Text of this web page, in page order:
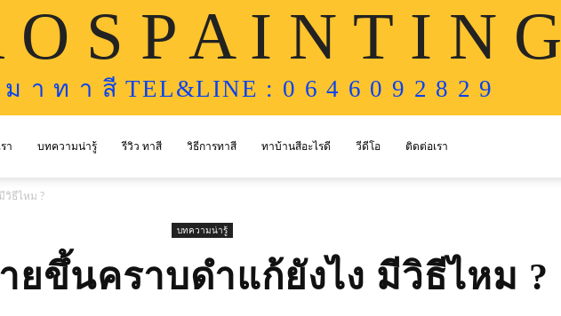
O S P A I N T I N G
ม า ท า สี TEL&LINE : 0 6 4 6 0 9 2 8 2 9
า บทความน่ารู้ รีวิว ทาสี วิธีการทาสี ทาบ้านสีอะไรดี วีดีโอ ติดต่อเรา
วิธีไหม ?
บทความน่ารู้
ยขึ้นคราบดำแก้ยังไง มีวิธีไหม ?